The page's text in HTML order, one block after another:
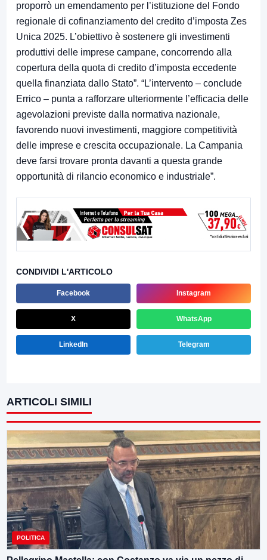
proporrò un emendamento per l’istituzione del Fondo
regionale di cofinanziamento del credito d’imposta Zes
Unica 2025. L’obiettivo è sostenere gli investimenti
produttivi delle imprese campane, concorrendo alla
copertura della quota di credito d’imposta eccedente
quella finanziata dallo Stato”. “L’intervento – conclude
Errico – punta a rafforzare ulteriormente l’efficacia delle
agevolazioni previste dalla normativa nazionale,
favorendo nuovi investimenti, maggiore competitività
delle imprese e crescita occupazionale. La Campania
deve farsi trovare pronta davanti a questa grande
opportunità di rilancio economico e industriale”.
CONDIVIDI L'ARTICOLO
Facebook Instagram
X WhatsApp
LinkedIn Telegram
ARTICOLI SIMILI
POLITICA